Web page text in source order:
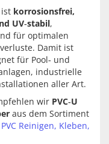
ist korrosionsfrei,
UV‑stabil,
für optimalen
Damit ist
für Pool‑ und
industrielle
aller Art.
wir PVC‑U
aus dem Sortiment
Reinigen, Kleben,